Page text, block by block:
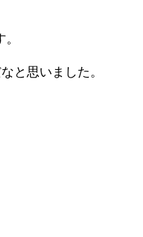
と思いました。